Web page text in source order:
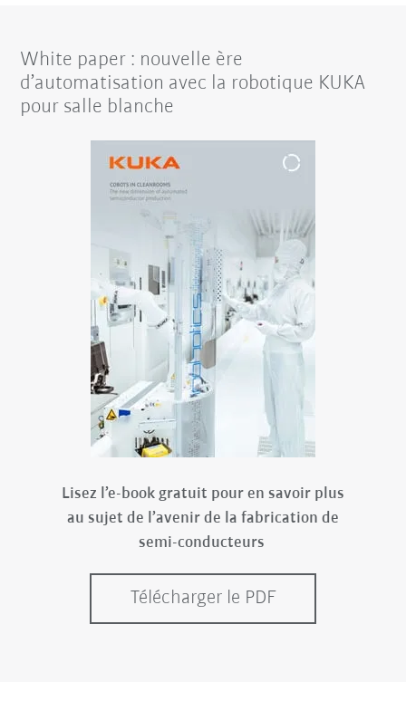
White paper : nouvelle ère
d’automatisation avec la robotique KUKA
pour salle blanche
Lisez l’e-book gratuit pour en savoir plus
au sujet de l’avenir de la fabrication de
semi-conducteurs
Télécharger le PDF